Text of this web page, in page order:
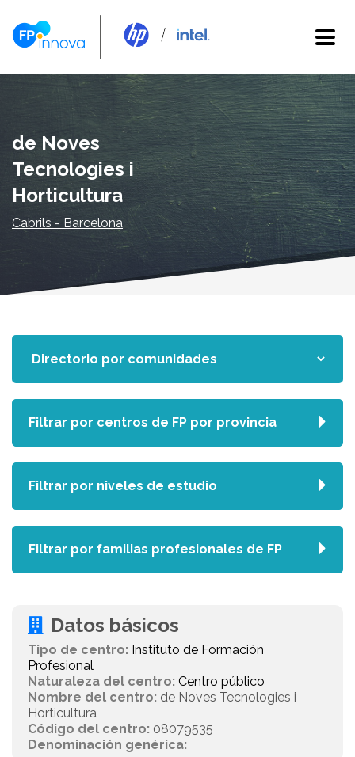
de Noves
Tecnologies i
Horticultura
Cabrils - Barcelona
Datos básicos
Tipo de centro: Instituto de Formación
Profesional
Naturaleza del centro: Centro público
Nombre del centro: de Noves Tecnologies i
Horticultura
Código del centro: 08079535
Denominación genérica:
Filtrar por centros de FP por provincia
Filtrar por niveles de estudio
Filtrar por familias profesionales de FP